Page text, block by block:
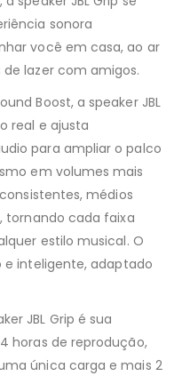
sonora
você em casa, ao ar
lazer com amigos.
Boost, a speaker JBL
real e ajusta
para ampliar o palco
em volumes mais
médios
tornando cada faixa
estilo musical. O
e inteligente, adaptado
JBL Grip é sua
horas de reprodução,
única carga e mais 2